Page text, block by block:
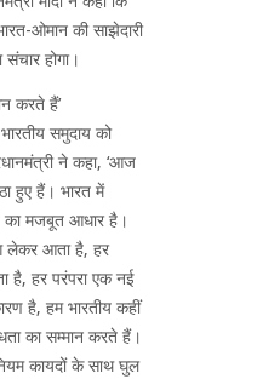
ओमान की साझेदारी
होगा।
करते हैं’
समुदाय को
ने कहा, ‘आज
हुए हैं। भारत में
का मजबूत आधार है।
लेकर आता है, हर
है, हर परंपरा एक नई
है, हम भारतीय कहीं
का सम्मान करते हैं।
कायदों के साथ घुल